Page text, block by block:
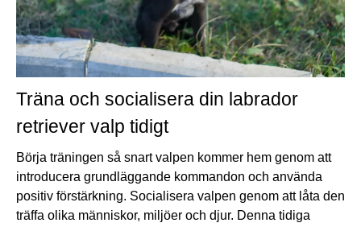
Träna och socialisera din labrador
retriever valp tidigt
Börja träningen så snart valpen kommer hem genom att
introducera grundläggande kommandon och använda
positiv förstärkning. Socialisera valpen genom att låta den
träffa olika människor, miljöer och djur. Denna tidiga